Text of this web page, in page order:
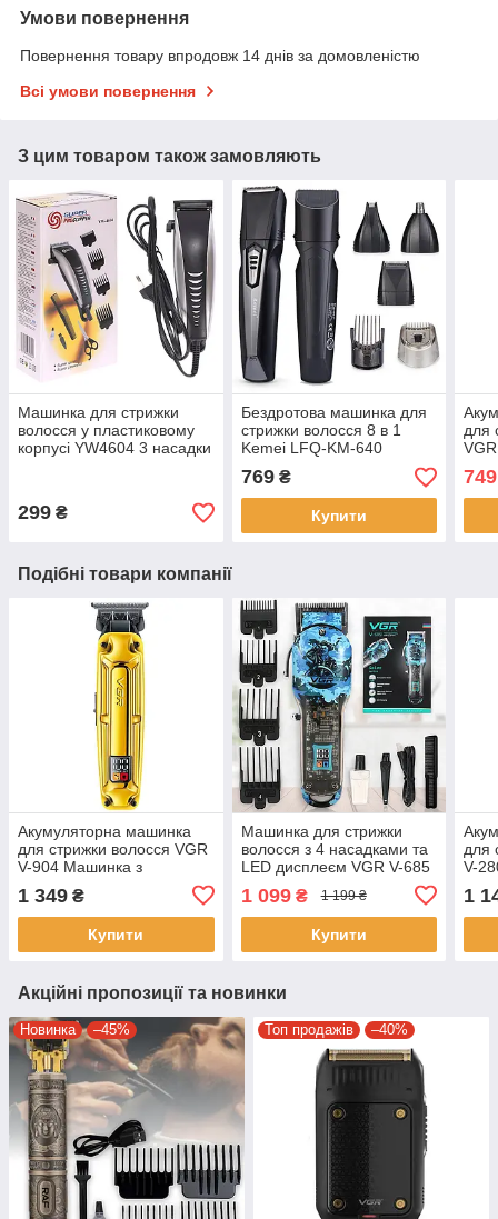
Умови повернення
Повернення товару впродовж 14 днів за домовленістю
Всі умови повернення
З цим товаром також замовляють
Машинка для стрижки
волосся у пластиковому
корпусі YW4604 3 насадки
299 ₴
Бездротова машинка для
стрижки волосся 8 в 1
Kemei LFQ-KM-640
для стрижки
769₴
Купити
для
749
Подібні товари компанії
Акумуляторна машинка
для стрижки волосся VGR
V-904 Машинка з
насадками
1 349 ₴
Купити
Машинка для стрижки
волосся з 4 насадками та
LED дисплеєм VGR V-685
1 099₴ 1 199 ₴
Купити
для
V-
1
Акційні пропозиції та новинки
Новинка –45% Топ продажів –40%